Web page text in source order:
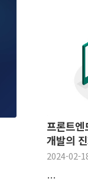
프론트
개발의
2024-02-
…